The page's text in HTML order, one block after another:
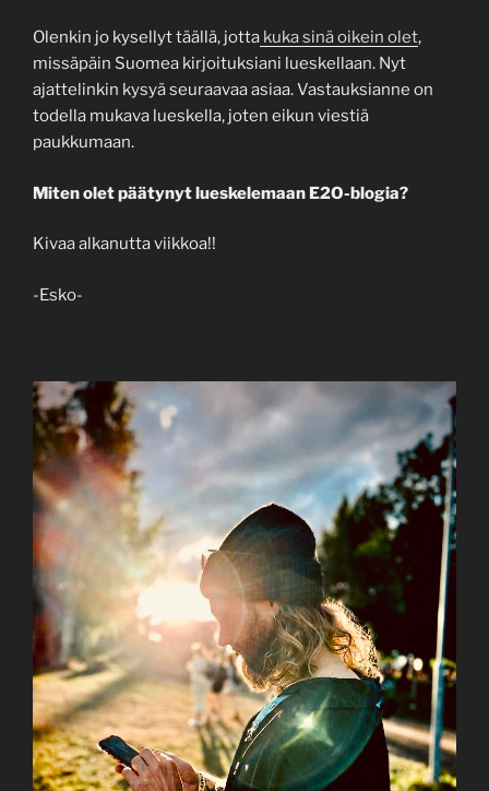
Olenkin jo kysellyt täällä, jotta kuka sinä oikein olet,
missäpäin Suomea kirjoituksiani lueskellaan. Nyt
ajattelinkin kysyä seuraavaa asiaa. Vastauksianne on
todella mukava lueskella, joten eikun viestiä
paukkumaan.
Miten olet päätynyt lueskelemaan E2O-blogia?
Kivaa alkanutta viikkoa!!
-Esko-